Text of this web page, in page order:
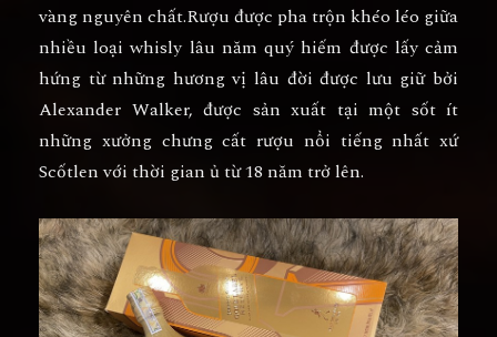
vàng nguyên chất.Rượu được pha trộn khéo léo giữa
nhiều loại whisly lâu năm quý hiếm được lấy cảm
hứng từ những hương vị lâu đời được lưu giữ bởi
Alexander Walker, được sản xuất tại một sốt ít
những xưởng chưng cất rượu nổi tiếng nhất xứ
Scốtlen với thời gian ủ từ 18 năm trở lên.